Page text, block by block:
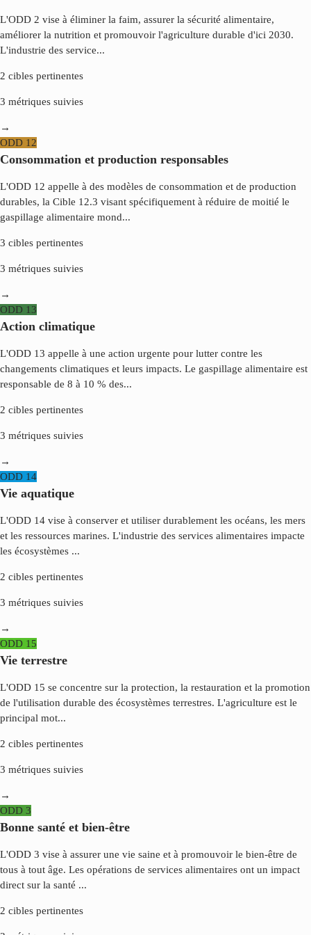
L'ODD 2 vise à éliminer la faim, assurer la sécurité alimentaire,
améliorer la nutrition et promouvoir l'agriculture durable d'ici 2030.
L'industrie des service...
2 cibles pertinentes
3 métriques suivies
→
ODD 12
Consommation et production responsables
L'ODD 12 appelle à des modèles de consommation et de production
durables, la Cible 12.3 visant spécifiquement à réduire de moitié le
gaspillage alimentaire mond...
3 cibles pertinentes
3 métriques suivies
→
ODD 13
Action climatique
L'ODD 13 appelle à une action urgente pour lutter contre les
changements climatiques et leurs impacts. Le gaspillage alimentaire est
responsable de 8 à 10 % des...
2 cibles pertinentes
3 métriques suivies
→
ODD 14
Vie aquatique
L'ODD 14 vise à conserver et utiliser durablement les océans, les mers
et les ressources marines. L'industrie des services alimentaires impacte
les écosystèmes ...
2 cibles pertinentes
3 métriques suivies
→
ODD 15
Vie terrestre
L'ODD 15 se concentre sur la protection, la restauration et la promotion
de l'utilisation durable des écosystèmes terrestres. L'agriculture est le
principal mot...
2 cibles pertinentes
3 métriques suivies
→
ODD 3
Bonne santé et bien-être
L'ODD 3 vise à assurer une vie saine et à promouvoir le bien-être de
tous à tout âge. Les opérations de services alimentaires ont un impact
direct sur la santé ...
2 cibles pertinentes